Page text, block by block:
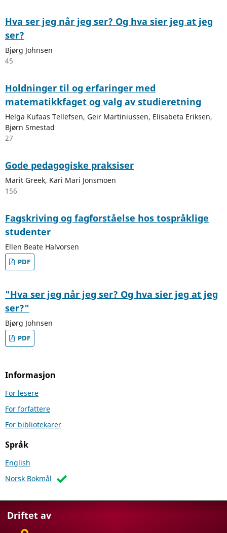
Hva ser jeg når jeg ser? Og hva sier jeg at jeg
ser?
Bjørg Johnsen
45
Holdninger til og erfaringer med
matematikkfaget og valg av studieretning
Helga Kufaas Tellefsen, Geir Martiniussen, Elisabeta Eriksen,
Bjørn Smestad
27
Gode pedagogiske praksiser
Marit Greek, Kari Mari Jonsmoen
156
Fagskriving og fagforståelse hos tospråklige
studenter
Ellen Beate Halvorsen
PDF
"Hva ser jeg når jeg ser? Og hva sier jeg at jeg
ser?"
Bjørg Johnsen
PDF
Informasjon
For lesere
For forfattere
For bibliotekarer
Språk
English
Norsk Bokmål
Driftet av